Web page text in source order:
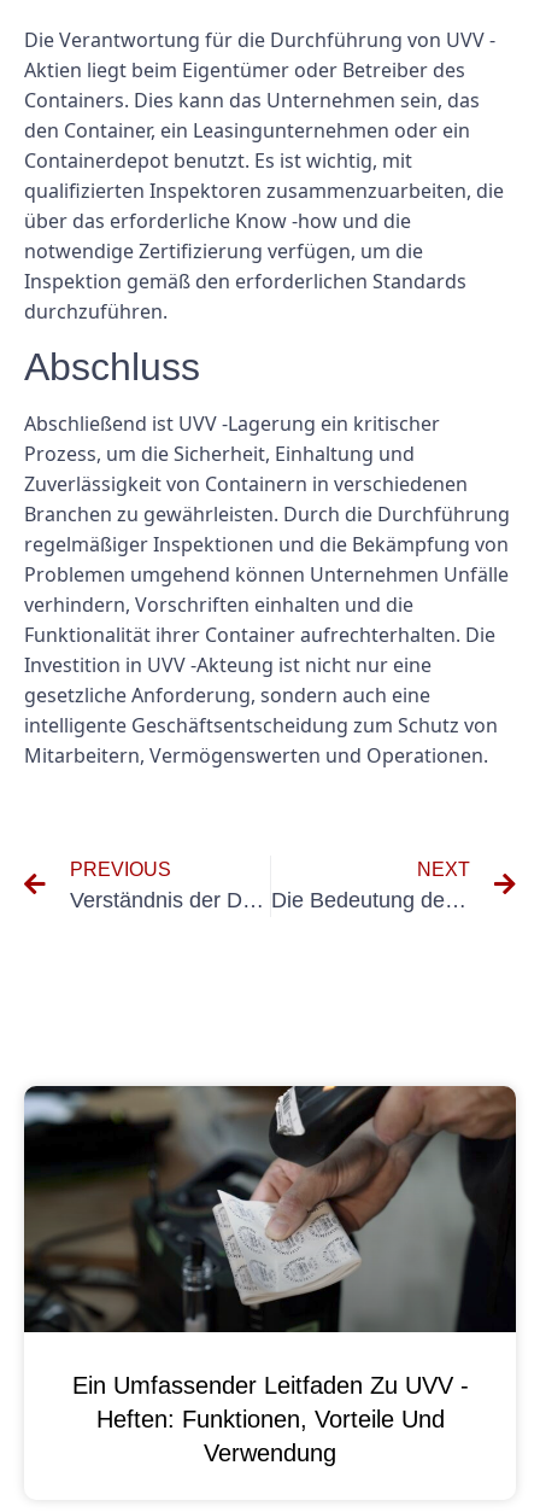
Die Verantwortung für die Durchführung von UVV -
Aktien liegt beim Eigentümer oder Betreiber des
Containers. Dies kann das Unternehmen sein, das
den Container, ein Leasingunternehmen oder ein
Containerdepot benutzt. Es ist wichtig, mit
qualifizierten Inspektoren zusammenzuarbeiten, die
über das erforderliche Know -how und die
notwendige Zertifizierung verfügen, um die
Inspektion gemäß den erforderlichen Standards
durchzuführen.
Abschluss
Abschließend ist UVV -Lagerung ein kritischer
Prozess, um die Sicherheit, Einhaltung und
Zuverlässigkeit von Containern in verschiedenen
Branchen zu gewährleisten. Durch die Durchführung
regelmäßiger Inspektionen und die Bekämpfung von
Problemen umgehend können Unternehmen Unfälle
verhindern, Vorschriften einhalten und die
Funktionalität ihrer Container aufrechterhalten. Die
Investition in UVV -Akteung ist nicht nur eine
gesetzliche Anforderung, sondern auch eine
intelligente Geschäftsentscheidung zum Schutz von
Mitarbeitern, Vermögenswerten und Operationen.
PREVIOUS
Verständnis der DGUV 3 -Anforderungen für feste Installationen: Ein umfassender Leitfaden
NEXT
Die Bedeutung des Testens und der Inbetriebnahme von elektrischen Systemen: Ein Leitfaden zur Erstellung von prüfprotokoll
Ein Umfassender Leitfaden Zu UVV -
Heften: Funktionen, Vorteile Und
Verwendung